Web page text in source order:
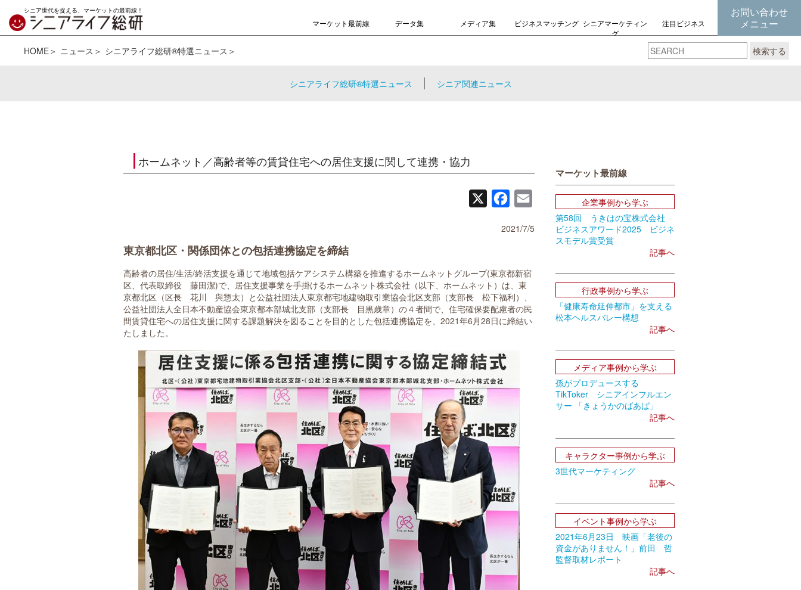
シニア世代を捉える、マーケットの最前線！
マーケット最前線 データ集 メディア集 ビジネスマッチング シニアマーケティン
グ
注目ビジネス
お問い合わせ
メニュー
HOME ニュース シニアライフ総研®特選ニュース 検索する
シニアライフ総研®特選ニュース シニア関連ニュース
ホームネット／高齢者等の賃貸住宅への居住支援に関して連携・協力
FacebookEmail
2021/7/5
東京都北区・関係団体との包括連携協定を締結
高齢者の居住/生活/終活支援を通じて地域包括ケアシステム構築を推進するホームネットグループ(東京都新宿
区、代表取締役 藤田潔)で、居住支援事業を手掛けるホームネット株式会社（以下、ホームネット）は、東
京都北区（区長 花川 與惣太）と公益社団法人東京都宅地建物取引業協会北区支部（支部長 松下福利）、
公益社団法人全日本不動産協会東京都本部城北支部（支部長 目黒歳章）の４者間で、住宅確保要配慮者の民
間賃貸住宅への居住支援に関する課題解決を図ることを目的とした包括連携協定を、2021年6月28日に締結い
たしました。
マーケット最前線
企業事例から学ぶ
第58回 うきはの宝株式会社
ビジネスアワード2025 ビジネ
スモデル賞受賞
記事へ
行政事例から学ぶ
「健康寿命延伸都市」を支える
松本ヘルスバレー構想
記事へ
メディア事例から学ぶ
孫がプロデュースする
TikToker シニアインフルエン
サー 「きょうかのばあば」
記事へ
キャラクター事例から学ぶ
3世代マーケティング
記事へ
イベント事例から学ぶ
2021年6月23日 映画「老後の
資金がありません！」前田 哲
監督取材レポート
記事へ